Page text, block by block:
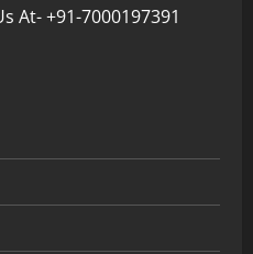
At- +91-7000197391